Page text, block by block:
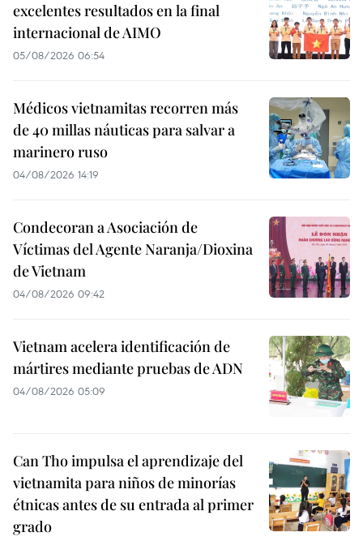
excelentes resultados en la final
internacional de AIMO
05/08/2026 06:54
Médicos vietnamitas recorren más
de 40 millas náuticas para salvar a
marinero ruso
04/08/2026 14:19
Condecoran a Asociación de
Víctimas del Agente Naranja/Dioxina
de Vietnam
04/08/2026 09:42
Vietnam acelera identificación de
mártires mediante pruebas de ADN
04/08/2026 05:09
Can Tho impulsa el aprendizaje del
vietnamita para niños de minorías
étnicas antes de su entrada al primer
grado